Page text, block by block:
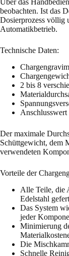
Über das
beobachten. Ist das
Dosierprozess völlig
Automatikbetrieb.
Technische Daten:
2 bis 8
Der maximale
Schüttgewicht, dem
verwendeten
Vorteile der
Alle Teile, die
Edelstahl
Das System
jeder
Minimierung
Die
Schnelle